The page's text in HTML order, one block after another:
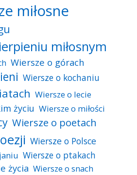
miłosne
miłosnym
Wiersze o górach
Wiersze o kochaniu
Wiersze o lecie
życiu Wiersze o miłości
Wiersze o poetach
Wiersze o Polsce
Wiersze o ptakach
życia Wiersze o snach